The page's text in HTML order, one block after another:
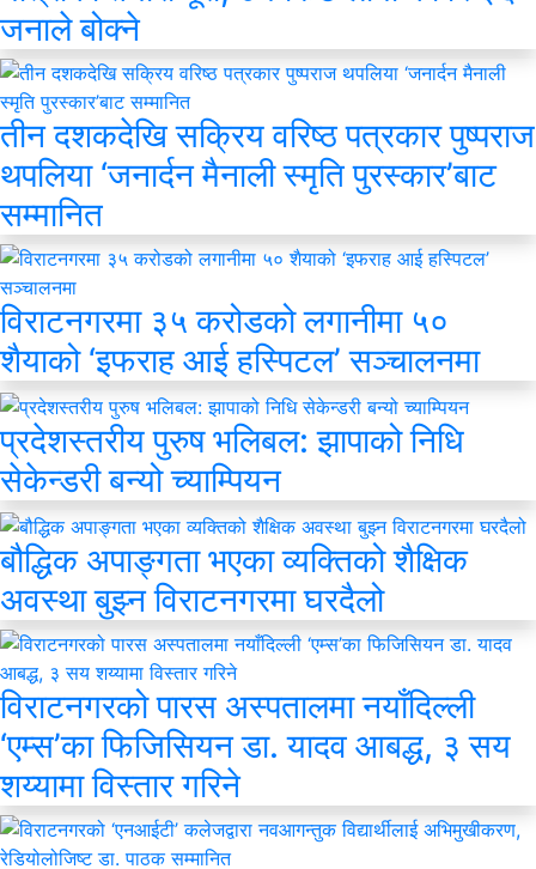
जनाले बोक्ने
तीन दशकदेखि सक्रिय वरिष्ठ पत्रकार पुष्पराज
थपलिया ‘जनार्दन मैनाली स्मृति पुरस्कार’बाट
सम्मानित
विराटनगरमा ३५ करोडको लगानीमा ५०
शैयाको ‘इफराह आई हस्पिटल’ सञ्चालनमा
प्रदेशस्तरीय पुरुष भलिबल: झापाको निधि
सेकेन्डरी बन्यो च्याम्पियन
बौद्धिक अपाङ्गता भएका व्यक्तिको शैक्षिक
अवस्था बुझ्न विराटनगरमा घरदैलो
विराटनगरको पारस अस्पतालमा नयाँदिल्ली
‘एम्स’का फिजिसियन डा. यादव आबद्ध, ३ सय
शय्यामा विस्तार गरिने